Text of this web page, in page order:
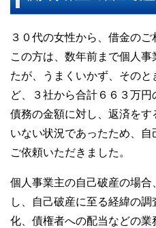
３０代の女性から、借金のご
この方は、数年前まで個人
たが、うまくいかず、その
ど、３社から合計６６３万円
債務の金額に対し、返済を
いない状況であったため、
ご依頼いただきました。
個人事業主の自己破産の場
し、自己破産に至る経緯の
化、債権者への配当などの業